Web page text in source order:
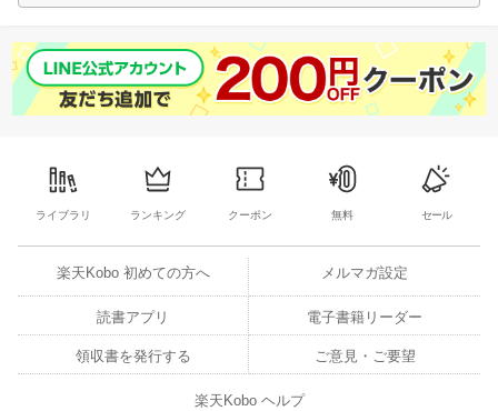
ライブラリ ランキング クーポン 無料 セール
楽天Kobo 初めての方へ メルマガ設定
読書アプリ 電子書籍リーダー
領収書を発行する ご意見・ご要望
楽天Kobo ヘルプ